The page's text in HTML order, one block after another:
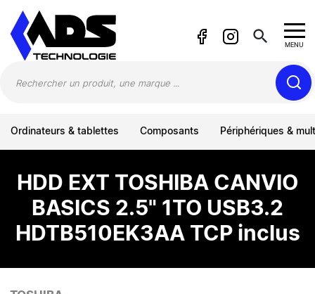
search MENU
Ordinateurs & tablettes Composants Périphériques &
HDD EXT TOSHIBA CANVIO
BASICS 2.5" 1TO USB3.2
HDTB510EK3AA TCP inclus